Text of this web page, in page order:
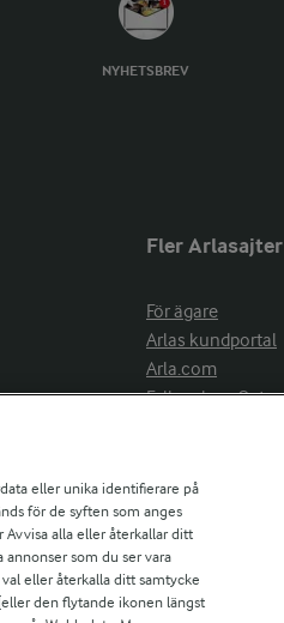
NYHETSBREV
Fler Arlasajter
För ägare
Arlas kundportal
Arla.com
Falbygdens Ost
eller unika identifierare på
för de syften som anges
Avvisa alla eller återkallar ditt
annonser som du ser vara
eller återkalla ditt samtycke
den flytande ikonen längst